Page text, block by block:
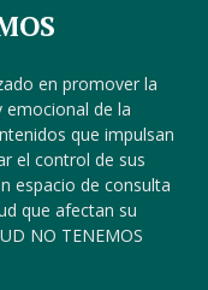
en promover la
emocional de la
que impulsan
el control de sus
espacio de consulta
que afectan su
NO TENEMOS